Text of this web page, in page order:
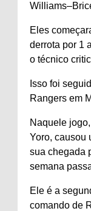
Eles
derrota por 1
o técnico
Isso foi
Rangers em
Naquele
Yoro, causou
sua chegada
semana
Ele é a
comando de